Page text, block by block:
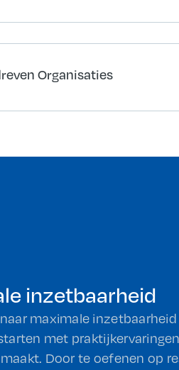
Organisaties
inzetbaarheid
maximale
met
Door te oefenen op